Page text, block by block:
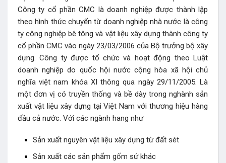
Công ty cổ phần CMC là doanh nghiệp được thành lập
theo hình thức chuyển từ doanh nghiệp nhà nước là công
ty công nghiệp bê tông và vật liệu xây dựng thành công ty
cổ phần CMC vào ngày 23/03/2006 của Bộ trưởng bộ xây
dựng. Công ty được tổ chức và hoạt động theo Luật
doanh nghiệp do quốc hội nước cộng hòa xã hội chủ
nghĩa việt nam khóa XI thông qua ngày 29/11/2005. Là
một đơn vị có truyền thống và bề dày trong nghành sản
xuất vật liệu xây dựng tại Việt Nam với thương hiệu hàng
đầu cả nước. Với các ngành hang như
Sản xuất nguyên vật liệu xây dựng từ đất sét
Sản xuất các sản phẩm gốm sứ khác